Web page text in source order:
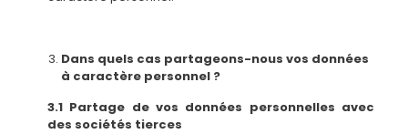
Dans quels cas partageons-nous vos données
à caractère personnel ?
3.1 Partage de vos données personnelles avec
des sociétés tierces